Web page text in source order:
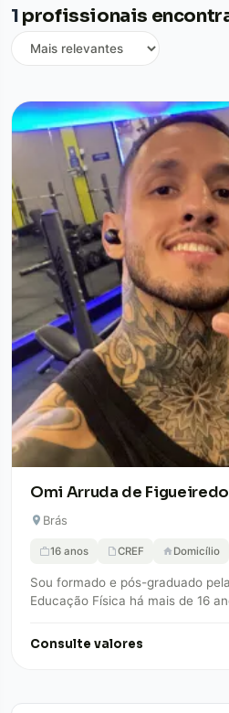
1 profissionais
Omi Arruda de
Brás
16 anos CREF Domicílio
Sou formado e pós-graduado
Educação Física há mais de 16
Consulte valores